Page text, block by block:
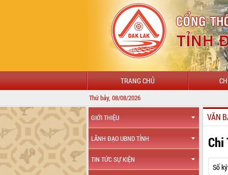
TRANG CHỦ
Thứ bảy, 08/08/2026
GIỚI THIỆU
LÃNH ĐẠO UBND TỈNH
TIN TỨC SỰ KIỆN
VĂN
Chi
Số